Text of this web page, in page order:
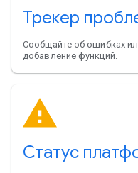
Трекер
Сообщайте об ошибках
добавление функций.
Статус